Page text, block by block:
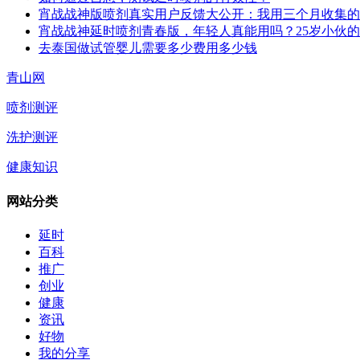
宵战战神版喷剂真实用户反馈大公开：我用三个月收集
宵战战神延时喷剂青春版，年轻人真能用吗？25岁小伙
去泰国做试管婴儿需要多少费用多少钱
青山网
喷剂测评
洗护测评
健康知识
网站分类
延时
百科
推广
创业
健康
资讯
好物
我的分享